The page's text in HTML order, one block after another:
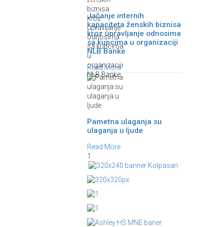
Jačanje internih
kapaciteta ženskih biznisa
kroz upravljanje odnosima
sa kupcima u organizaciji
NLB Banke
Read More
Pametna ulaganja su
ulaganja u ljude
Read More
1